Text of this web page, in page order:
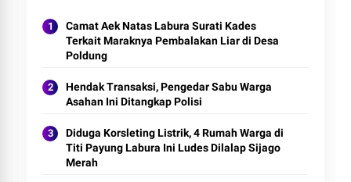
Camat Aek Natas Labura Surati Kades
Terkait Maraknya Pembalakan Liar di Desa
Poldung
Hendak Transaksi, Pengedar Sabu Warga
Asahan Ini Ditangkap Polisi
Diduga Korsleting Listrik, 4 Rumah Warga di
Titi Payung Labura Ini Ludes Dilalap Sijago
Merah